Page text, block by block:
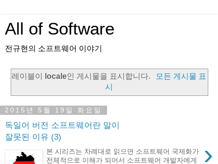
All of Software
전규현의 소프트웨어 이야기
레이블이 locale인 게시물을 표시합니다.
모든 게시물 표
시
2015년 5월 19일 화요일
독일어 버전 소프트웨어란 말이
잘못된 이유 (3)
›
본 시리즈는 차례대로 읽으면 소프트웨어 국제화가
전체적으로 이해가 되어서 소프트웨어 개발자에게